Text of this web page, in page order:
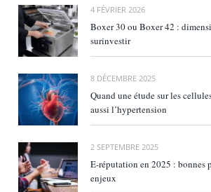
4 FÉVRIER 2026
Boxer 30 ou Boxer 42 :
surinvestir
8 DÉCEMBRE 2025
Quand une étude sur les
aussi l’hypertension
2 SEPTEMBRE 2025
E‑réputation en 2025 : bonnes
enjeux